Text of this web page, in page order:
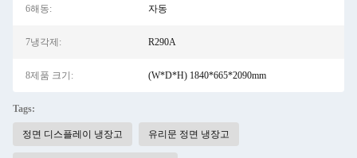
6해동: 자동
7냉각제: R290A
8제품 크기: (W*D*H) 1840*665*2090mm
Tags:
정면 디스플레이 냉장고 유리문 정면 냉장고